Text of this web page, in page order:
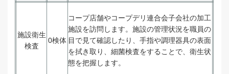
施設衛生
検査
0検体
コープ店舗やコープデリ連合会子会社の加工
施設を訪問します。施設の管理状況を職員の
目で見て確認したり、手指や調理器具の表面
を拭き取り、細菌検査をすることで、衛生状
態を把握します。